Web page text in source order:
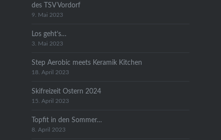
des TSV Vordorf
9. Mai 2023
Los geht’s…
3. Mai 2023
Step Aerobic meets Keramik Kitchen
18. April 2023
Skifreizeit Ostern 2024
15. April 2023
Topfit in den Sommer…
8. April 2023